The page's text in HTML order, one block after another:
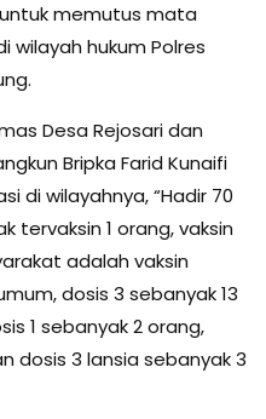
memutus mata
wilayah hukum Polres
Desa Rejosari dan
Bripka Farid Kunaifi
di wilayahnya, “Hadir 70
tervaksin 1 orang, vaksin
adalah vaksin
dosis 3 sebanyak 13
1 sebanyak 2 orang,
dosis 3 lansia sebanyak 3